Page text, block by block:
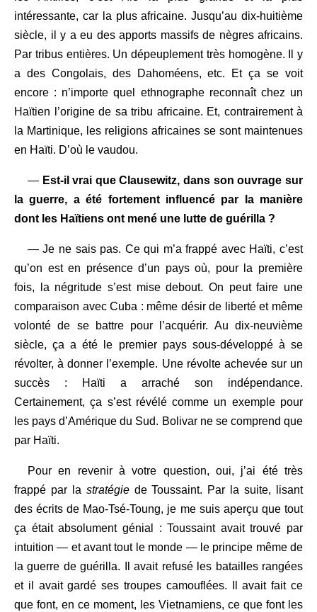
intéressante, car la plus africaine. Jusqu’au dix-huitième
siècle, il y a eu des apports massifs de nègres africains.
Par tribus entières. Un dépeuplement très homogène. Il y
a des Congolais, des Dahoméens, etc. Et ça se voit
encore : n’importe quel ethnographe reconnaît chez un
Haïtien l’origine de sa tribu africaine. Et, contrairement à
la Martinique, les religions africaines se sont maintenues
en Haïti. D’où le vaudou.
— Est-il vrai que Clausewitz, dans son ouvrage sur
la guerre, a été fortement influencé par la manière
dont les Haïtiens ont mené une lutte de guérilla ?
— Je ne sais pas. Ce qui m’a frappé avec Haïti, c’est
qu’on est en présence d’un pays où, pour la première
fois, la négritude s’est mise debout. On peut faire une
comparaison avec Cuba : même désir de liberté et même
volonté de se battre pour l’acquérir. Au dix-neuvième
siècle, ça a été le premier pays sous-développé à se
révolter, à donner l’exemple. Une révolte achevée sur un
succès : Haïti a arraché son indépendance.
Certainement, ça s’est révélé comme un exemple pour
les pays d’Amérique du Sud. Bolivar ne se comprend que
par Haïti.
Pour en revenir à votre question, oui, j’ai été très
frappé par la stratégiede Toussaint. Par la suite, lisant
des écrits de Mao-Tsé-Toung, je me suis aperçu que tout
ça était absolument génial : Toussaint avait trouvé par
intuition — et avant tout le monde — le principe même de
la guerre de guérilla. Il avait refusé les batailles rangées
et il avait gardé ses troupes camouflées. Il avait fait ce
que font, en ce moment, les Vietnamiens, ce que font les